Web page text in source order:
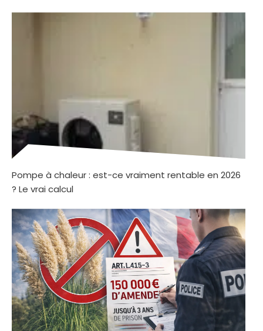
Pompe à chaleur : est-ce vraiment rentable en 2026
? Le vrai calcul